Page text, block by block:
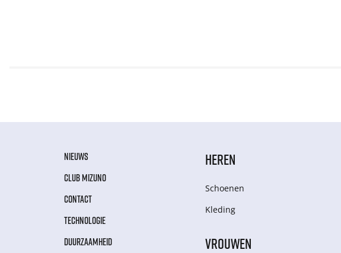
NIEUWS
CLUB MIZUNO
CONTACT
TECHNOLOGIE
DUURZAAMHEID
HEREN
Schoenen
Kleding
VROUWEN